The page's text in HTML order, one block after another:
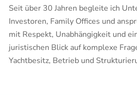
Seit über 30 Jahren begleite ich
Investoren, Family Offices und
mit Respekt, Unabhängigkeit und
juristischen Blick auf komplexe
Yachtbesitz, Betrieb und